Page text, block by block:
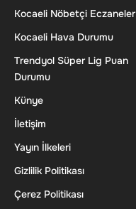
Kocaeli Nöbetçi Eczaneler
Kocaeli Hava Durumu
Trendyol Süper Lig Puan
Durumu
Künye
İletişim
Yayın İlkeleri
Gizlilik Politikası
Çerez Politikası